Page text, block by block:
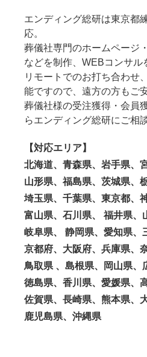
エンディング総研は東京都
応。
葬儀社専門のホームページ
などを制作、WEBコンサル
リモートでのお打ち合わせ
能ですので、遠方の方もご
葬儀社様の受注獲得・会員
らエンディング総研にご相
【対応エリア】
北海道、青森県、岩手県、
山形県、福島県、茨城県、
埼玉県、千葉県、東京都、
富山県、石川県、 福井県、
岐阜県、 静岡県、愛知県、
京都府、大阪府、兵庫県、
鳥取県 、島根県、岡山県、
徳島県、香川県、愛媛県、
佐賀県、長崎県、熊本県、
鹿児島県、沖縄県